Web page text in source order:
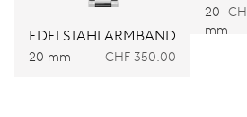
FREQUENZ
28.800 A/h, 4 Hz
EDELSTAHLARMBAND
20 mm CHF 350.00
20
mm